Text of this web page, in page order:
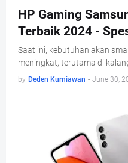
HP Gaming
Terbaik 2024 -
Saat ini, kebutuhan akan
meningkat, terutama di
by Deden Kurniawan - June 30,